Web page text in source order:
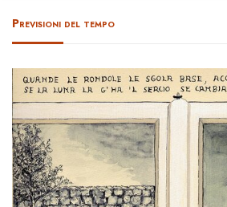
Previsioni del tempo